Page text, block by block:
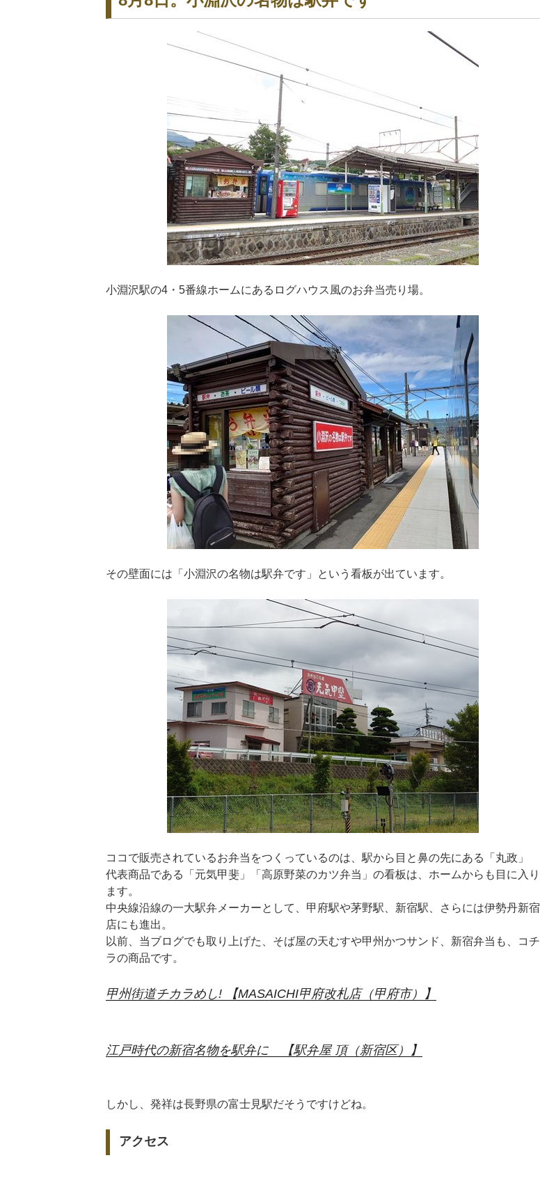
小淵沢駅の4・5番線ホームにあるログハウス風のお弁当売り場。
その壁面には「小淵沢の名物は駅弁です」という看板が出ています。
ココで販売されているお弁当をつくっているのは、駅から目と鼻の先にある「丸政」
代表商品である「元気甲斐」「高原野菜のカツ弁当」の看板は、ホームからも目に入り
ます。
中央線沿線の一大駅弁メーカーとして、甲府駅や茅野駅、新宿駅、さらには伊勢丹新宿
店にも進出。
以前、当ブログでも取り上げた、そば屋の天むすや甲州かつサンド、新宿弁当も、コチ
ラの商品です。
甲州街道チカラめし! 【MASAICHI甲府改札店（甲府市）】
江戸時代の新宿名物を駅弁に 【駅弁屋 頂（新宿区）】
しかし、発祥は長野県の富士見駅だそうですけどね。
アクセス